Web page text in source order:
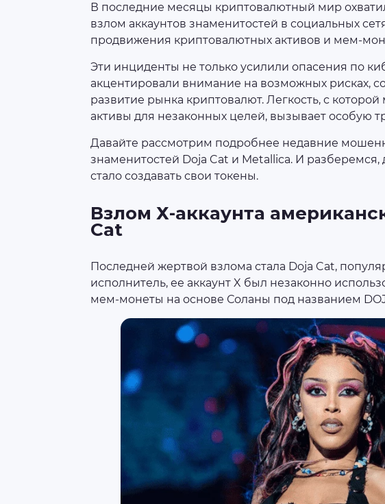
В последние месяцы криптовалютный мир
взлом аккаунтов знаменитостей в социальных
продвижения криптовалютных активов и мем-
Эти инциденты не только усилили опасения по
акцентировали внимание на возможных рисках,
развитие рынка криптовалют. Легкость, с
активы для незаконных целей, вызывает особую
Давайте рассмотрим подробнее недавние
знаменитостей Doja Cat и Metallica. И разберемся,
стало создавать свои токены.
Взлом Х-аккаунта
Cat
Последней жертвой взлома стала Doja Cat,
исполнитель, ее аккаунт X был незаконно
мем-монеты на основе Соланы под названием